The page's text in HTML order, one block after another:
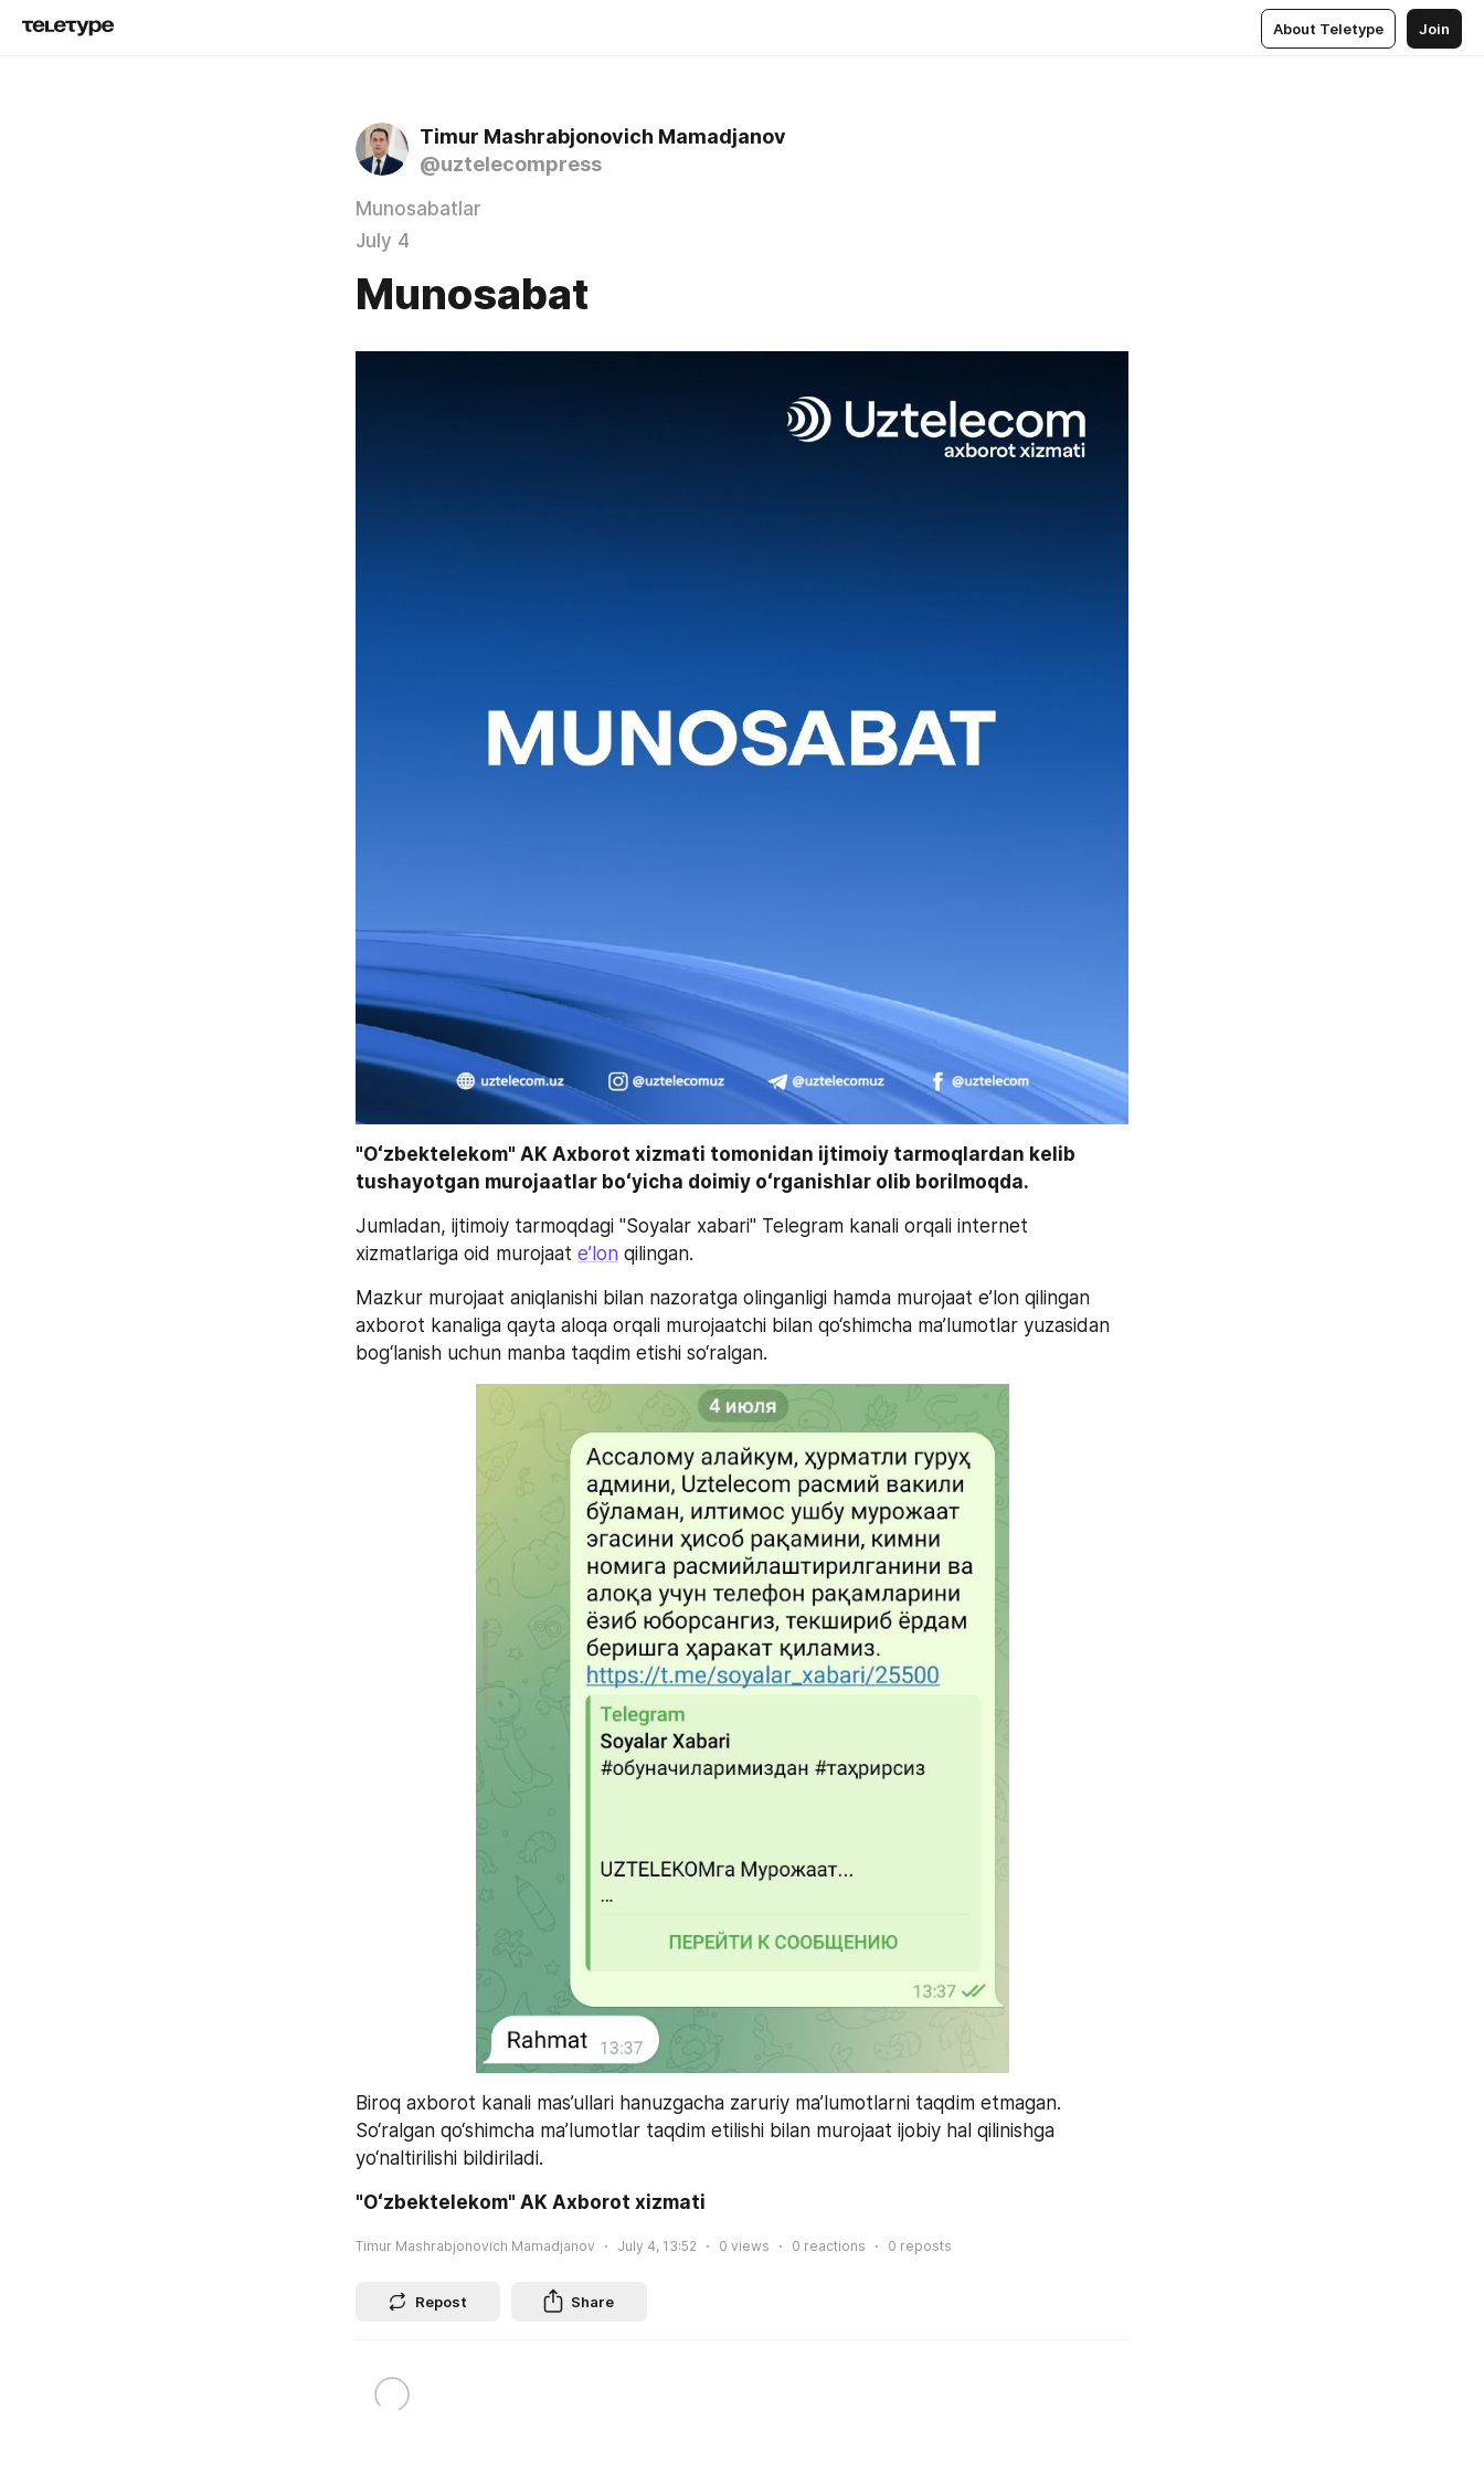
About Teletype Join
Timur Mashrabjonovich Mamadjanov
@uztelecompress
Munosabatlar
July 4
Munosabat
"Oʻzbektelekom" AK Axborot xizmati tomonidan ijtimoiy tarmoqlardan kelib
tushayotgan murojaatlar boʻyicha doimiy oʻrganishlar olib borilmoqda.
Jumladan, ijtimoiy tarmoqdagi "Soyalar xabari" Telegram kanali orqali internet
xizmatlariga oid murojaat eʼlon qilingan.
Mazkur murojaat aniqlanishi bilan nazoratga olinganligi hamda murojaat e’lon qilingan
axborot kanaliga qayta aloqa orqali murojaatchi bilan qo‘shimcha ma’lumotlar yuzasidan
bog‘lanish uchun manba taqdim etishi so‘ralgan.
Biroq axborot kanali mas’ullari hanuzgacha zaruriy ma’lumotlarni taqdim etmagan.
So‘ralgan qo‘shimcha ma’lumotlar taqdim etilishi bilan murojaat ijobiy hal qilinishga
yo‘naltirilishi bildiriladi.
"Oʻzbektelekom" AK Axborot xizmati
Timur Mashrabjonovich Mamadjanov July 4, 13:52 0 views 0 reactions 0 reposts
Repost Share